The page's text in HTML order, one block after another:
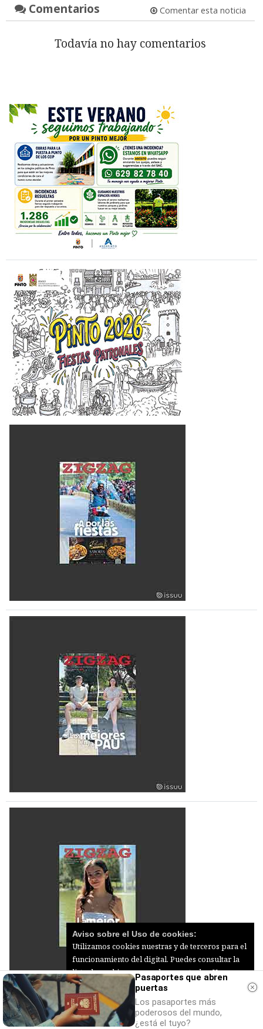
Comentarios Comentar esta noticia
Todavía no hay comentarios
Aviso sobre el Uso de cookies:
Utilizamos cookies nuestras y de terceros para el
funcionamiento del digital. Puedes consultar la
lista de cookies y como desconectarlas.Ver
nuestra Política de Privacidad y Cookies
Aceptar Cookies
Personalizar
Pasaportes que abren
puertas
Los pasaportes más
poderosos del mundo,
¿está el tuyo?